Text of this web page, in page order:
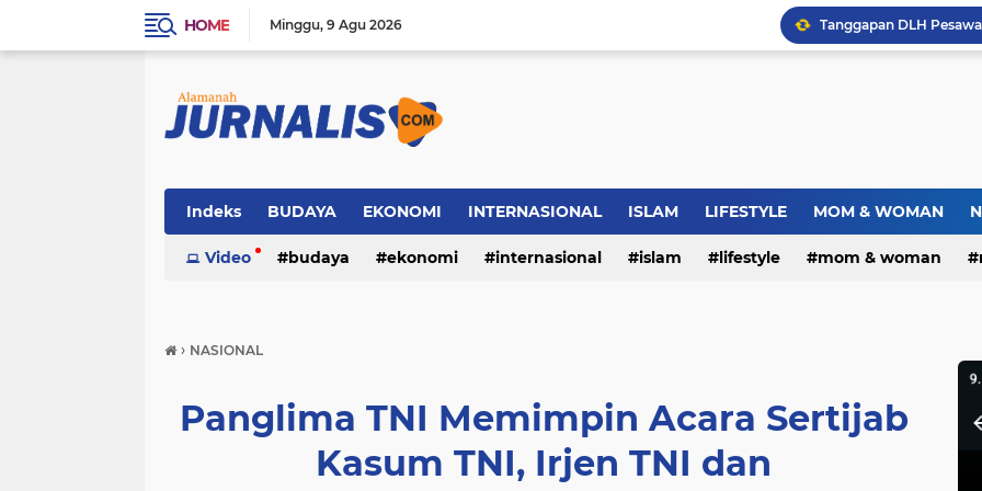
HOME Minggu 9 Agu 2026
Warga RW.06 Wisma
Indeks BUDAYA EKONOMI INTERNASIONAL ISLAM LIFESTYLE MOM & WOMAN
SOSIAL WISATA
Video budaya ekonomi internasional islam lifestyle mom & woman
› NASIONAL
Panglima TNI Memimpin Acara Sertijab
Kasum TNI, Irjen TNI dan